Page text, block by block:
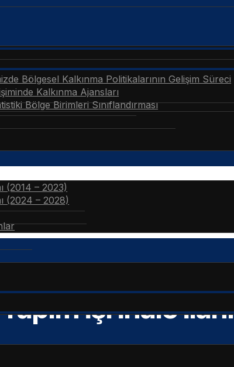
Bölgesel Kalkınma Politikalarının Gelişim Süreci
Kalkınma Ajansları
Bölge Birimleri Sınıflandırması
(2014 – 2023)
(2024 – 2028)
İşi İhale İlanı